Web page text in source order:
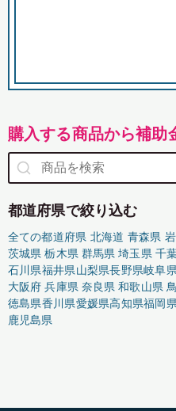
購入する商品から補助
都道府県で絞り込む
全ての都道府県 北海道 青森県
茨城県 栃木県 群馬県 埼玉県 千
石川県福井県山梨県長野県岐阜県
大阪府 兵庫県 奈良県 和歌山県
徳島県香川県愛媛県高知県福岡県
鹿児島県